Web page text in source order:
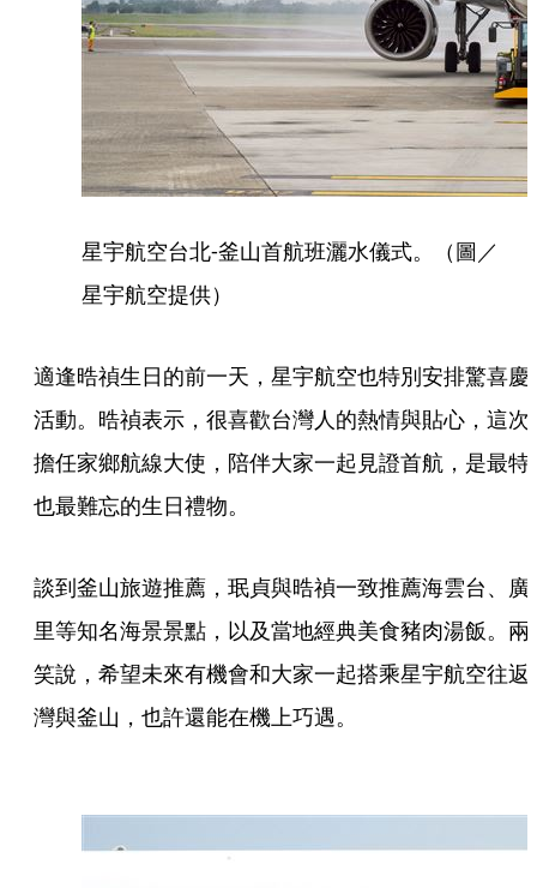
星宇航空台北-釜山首航班灑水儀式。（圖／
星宇航空提供）
適逢晧禎生日的前一天，星宇航空也特別安排驚喜慶
活動。晧禎表示，很喜歡台灣人的熱情與貼心，這次
擔任家鄉航線大使，陪伴大家一起見證首航，是最特
也最難忘的生日禮物。
談到釜山旅遊推薦，珉貞與晧禎一致推薦海雲台、廣
里等知名海景景點，以及當地經典美食豬肉湯飯。兩
笑說，希望未來有機會和大家一起搭乘星宇航空往返
灣與釜山，也許還能在機上巧遇。